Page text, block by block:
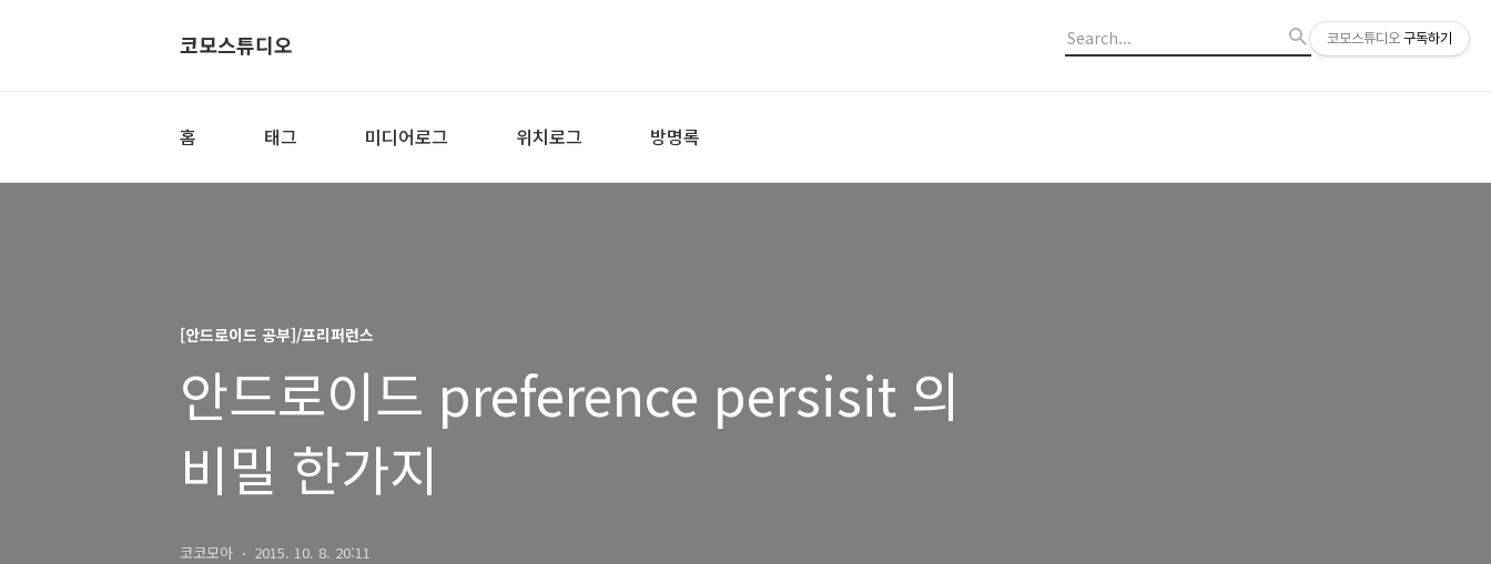
코모스튜디오
홈 태그 미디어로그 위치로그 방명록
[안드로이드 공부]/프리퍼런스
안드로이드 preference persisit 의
비밀 한가지
코코모아 2015. 10. 8. 20:11
코모스튜디오 구독하기